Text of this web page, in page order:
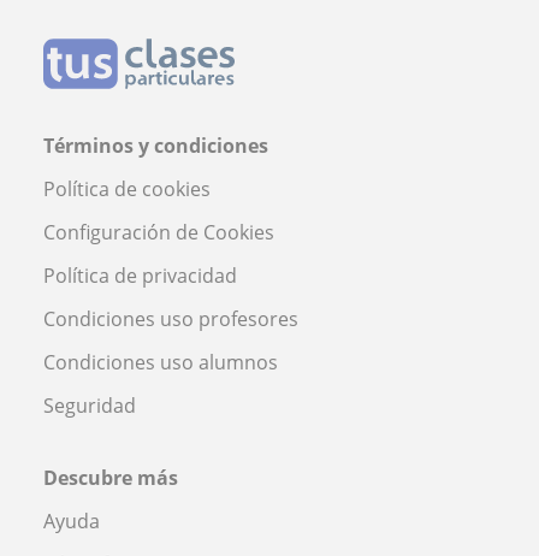
Términos y condiciones
Política de cookies
Configuración de Cookies
Política de privacidad
Condiciones uso profesores
Condiciones uso alumnos
Seguridad
Descubre más
Ayuda